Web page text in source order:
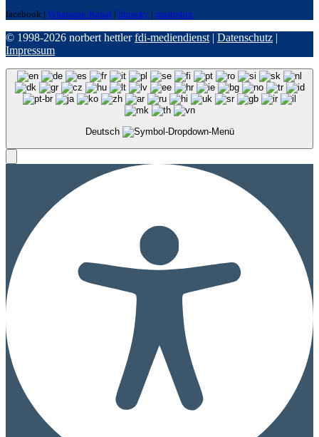
facebook | Whatsapp-Kanal | bluseky | mastodon
© 1998-2026 norbert hettlerfdi-mediendienst | Datenschutz |
Impressum
Deutsch